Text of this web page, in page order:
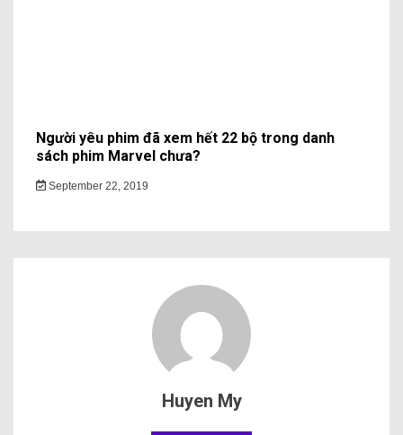
Người yêu phim đã xem hết 22 bộ trong danh
sách phim Marvel chưa?
September 22, 2019
Huyen My